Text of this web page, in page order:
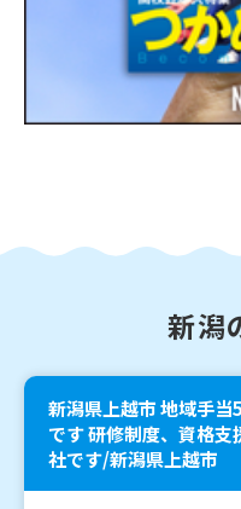
新潟
新潟県上越市 地域手
です 研修制度、資格
社です/新潟県上越市